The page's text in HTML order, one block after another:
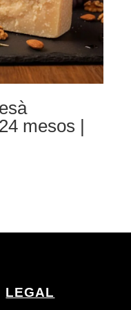
mesos |
LEGAL